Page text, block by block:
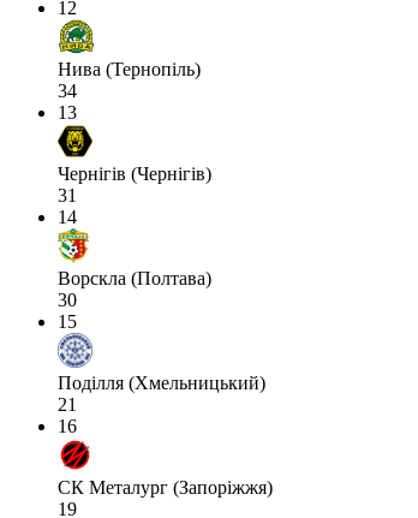
12
Нива (Тернопіль)
34
13
Чернігів (Чернігів)
31
14
Ворскла (Полтава)
30
15
Поділля (Хмельницький)
21
16
СК Металург (Запоріжжя)
19